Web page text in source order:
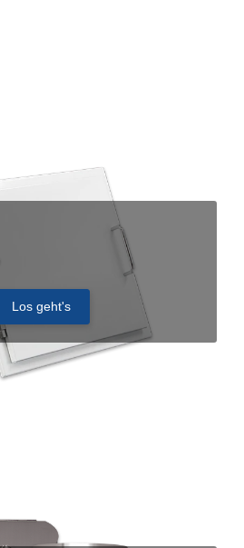
Los geht's